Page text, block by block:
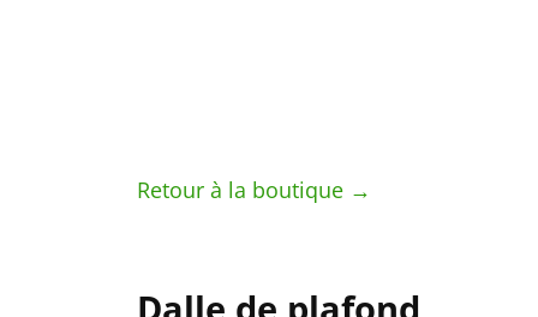
Retour à la boutique →